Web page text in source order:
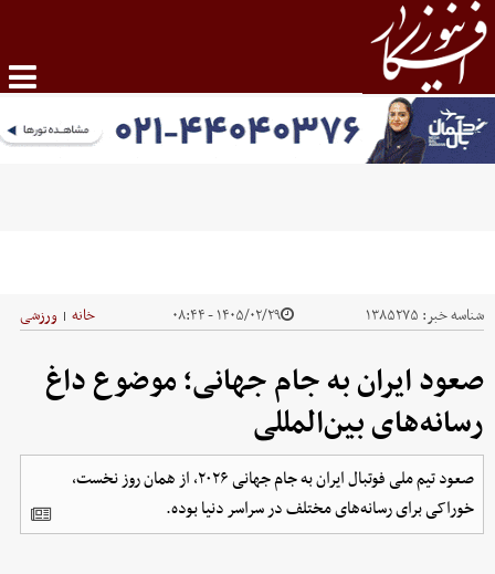
شناسه خبر: ۱۳۸۵۲۷۵ ۱۴۰۵/۰۲/۲۹ - ۰۸:۴۴ خانه | ورزشی
صعود ایران به جام جهانی؛ موضوع داغ
رسانه‌های بین‌المللی
صعود تیم ملی فوتبال ایران به جام جهانی ۲۰۲۶، از همان روز نخست،
خوراکی برای رسانه‌های مختلف در سراسر دنیا بوده.